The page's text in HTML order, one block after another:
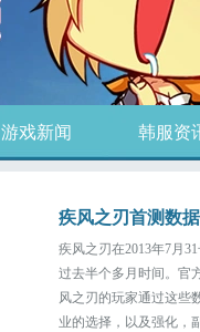
游戏新闻 韩服资
疾风之刃首测数
疾风之刃在2013年7月
过去半个多月时间。官
风之刃的玩家通过这些
业的选择，以及强化，